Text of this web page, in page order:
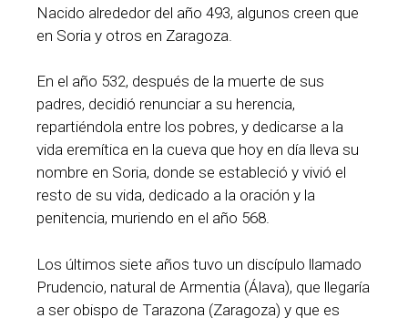
Nacido alrededor del año 493, algunos creen que
en Soria y otros en Zaragoza.
En el año 532, después de la muerte de sus
padres, decidió renunciar a su herencia,
repartiéndola entre los pobres, y dedicarse a la
vida eremítica en la cueva que hoy en día lleva su
nombre en Soria, donde se estableció y vivió el
resto de su vida, dedicado a la oración y la
penitencia, muriendo en el año 568.
Los últimos siete años tuvo un discípulo llamado
Prudencio, natural de Armentia (Álava), que llegaría
a ser obispo de Tarazona (Zaragoza) y que es